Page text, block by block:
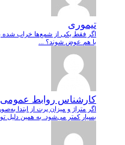
تیموری
اگر فقط یکی از شمع‌ها خراب شده
با هم عوض شوند؟ ...
کارشناس روابط عمومی
اگر متراژ و میزان پرت از ابتدا
بسیار کمتر می‌شود. به همین دلیل